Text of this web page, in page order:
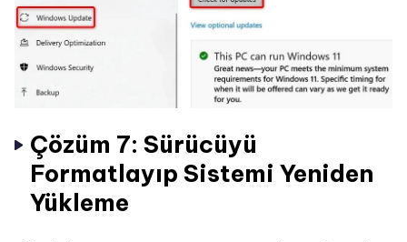
Çözüm 7: Sürücüyü
Formatlayıp Sistemi Yeniden
Yükleme